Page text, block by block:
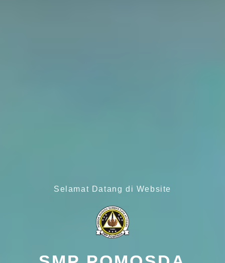
Selamat Datang di Website